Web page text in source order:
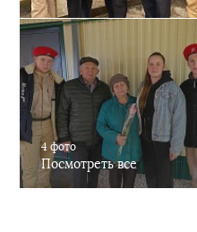
4 фото
Посмотреть все